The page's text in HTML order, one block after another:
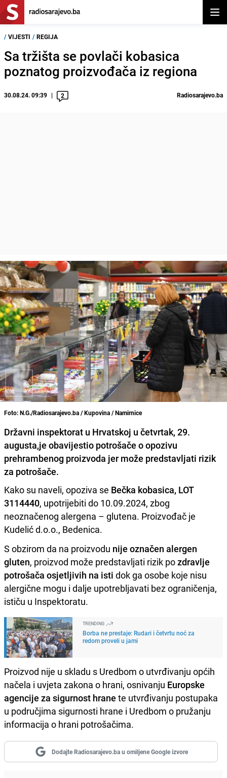
/ VIJESTI / REGIJA
Sa tržišta se povlači kobasica
poznatog proizvođača iz regiona
30.08.24. 09:39 2 Radiosarajevo.ba
Foto: N.G./Radiosarajevo.ba / Kupovina / Namirnice
Državni inspektorat u Hrvatskoj u četvrtak, 29.
augusta,je obavijestio potrošače o opozivu
prehrambenog proizvoda jer može predstavljati rizik
za potrošače.
Kako su naveli, opoziva se Bečka kobasica, LOT
3114440, upotrijebiti do 10.09.2024, zbog
neoznačenog alergena – glutena. Proizvođač je
Kudelić d.o.o., Bedenica.
S obzirom da na proizvodu nije označen alergen
gluten, proizvod može predstavljati rizik pozdravlje
potrošača osjetljivih na isti dok ga osobe koje nisu
alergične mogu i dalje upotrebljavati bez ograničenja,
ističu u Inspektoratu.
TRENDING
Borba ne prestaje: Rudari i četvrtu noć za
redom proveli u jami
Proizvod nije u skladu s Uredbom o utvrđivanju općih
načela i uvjeta zakona o hrani, osnivanju Europske
agencije za sigurnost hrane te utvrđivanju postupaka
u područjima sigurnosti hrane i Uredbom o pružanju
informacija o hrani potrošačima.
Dodajte Radiosarajevo.ba u omiljene Google izvore